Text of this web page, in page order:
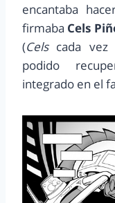
encantaba
firmaba Cels
(Cels cada vez
podido
integrado en el